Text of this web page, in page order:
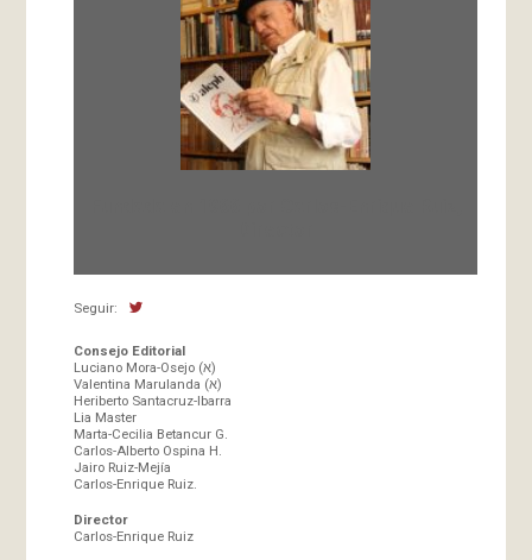
Seguir:
Consejo Editorial
Luciano Mora-Osejo (א)
Valentina Marulanda (א)
Heriberto Santacruz-Ibarra
Lia Master
Marta-Cecilia Betancur G.
Carlos-Alberto Ospina H.
Jairo Ruiz-Mejía
Carlos-Enrique Ruiz.
Director
Carlos-Enrique Ruiz